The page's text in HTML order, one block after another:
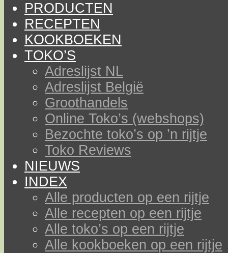
PRODUCTEN
RECEPTEN
KOOKBOEKEN
TOKO’S
Adreslijst NL
Adreslijst België
Groothandels
Online Toko’s (webshops)
Bezochte toko’s op ’n rijtje
Toko Reviews
NIEUWS
INDEX
Alle producten op een rijtje
Alle recepten op een rijtje
Alle toko’s op een rijtje
Alle kookboeken op een rijtje